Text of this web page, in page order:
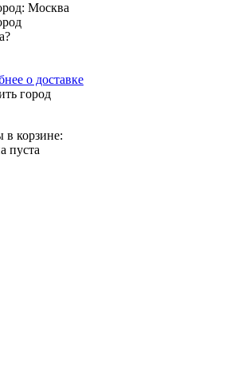
Москва
?
о доставке
город
в корзине:
пуста